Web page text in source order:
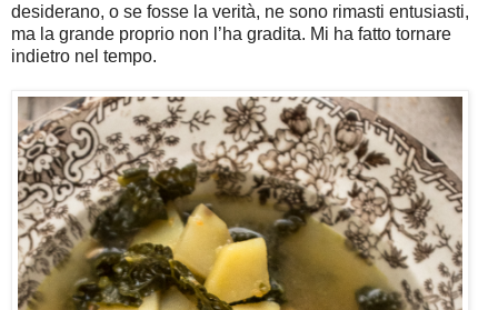
desiderano, o se fosse la verità, ne sono rimasti entusiasti,
ma la grande proprio non l’ha gradita. Mi ha fatto tornare
indietro nel tempo.